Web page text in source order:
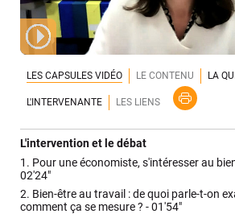
LES CAPSULES VIDÉO LE CONTENU LA
L'INTERVENANTE LES LIENS
L'intervention et le débat
1. Pour une économiste, s'intéresser au
02'24"
2. Bien-être au travail : de quoi parle-t-on
comment ça se mesure ? -01'54"